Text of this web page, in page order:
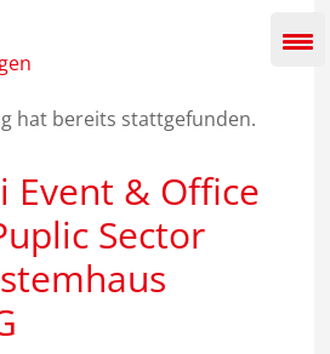
hat bereits stattgefunden.
Event & Office
Sector